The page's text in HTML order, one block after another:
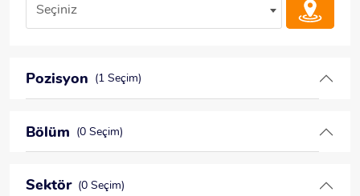
Seçiniz
Pozisyon (1 Seçim)
Bölüm (0 Seçim)
Sektör (0 Seçim)